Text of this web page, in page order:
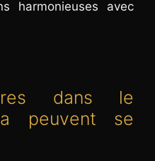
harmonieuses avec
dans le
peuvent se